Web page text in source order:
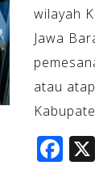
wilayah
Jawa
atau
F